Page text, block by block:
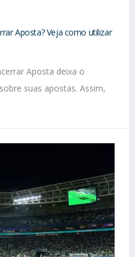
Aposta? Veja como utilizar
Aposta deixa o
suas apostas. Assim,